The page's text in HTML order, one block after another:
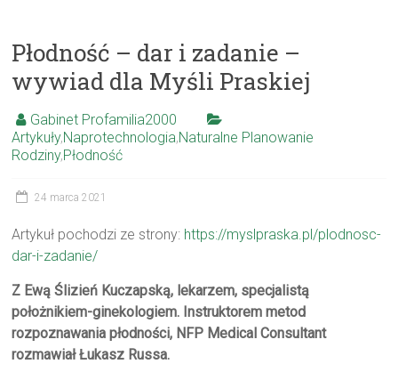
Płodność – dar i zadanie –
wywiad dla Myśli Praskiej
Gabinet Profamilia2000
Artykuły,Naprotechnologia,Naturalne Planowanie
Rodziny,Płodność
24 marca 2021
Artykuł pochodzi ze strony: https://myslpraska.pl/plodnosc-
dar-i-zadanie/
Z Ewą Ślizień Kuczapską, lekarzem, specjalistą
położnikiem-ginekologiem. Instruktorem metod
rozpoznawania płodności, NFP Medical Consultant
rozmawiał Łukasz Russa.